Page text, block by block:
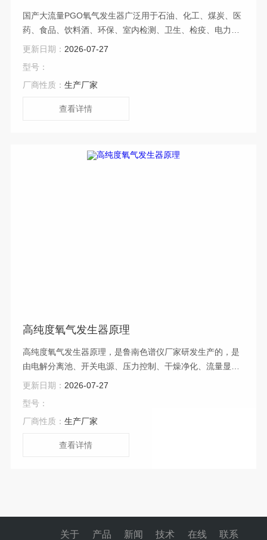
国产大流量PGO氧气发生器广泛用于石油、化工、煤炭、医
药、食品、饮料酒、环保、室内检测、卫生、检疫、电力、
高校等实验室分析检测部门。
更新日期： 2026-07-27
型号：
厂商性质： 生产厂家
查看详情
高纯度氧气发生器原理
高纯度氧气发生器原理，是鲁南色谱仪厂家研发生产的，是
由电解分离池、开关电源、压力控制、干燥净化、流量显示
等系统组成。本仪器的“心脏”电解分离池为桶式结构。储
更新日期： 2026-07-27
型号：
厂商性质： 生产厂家
查看详情
关于 产品 新闻 技术 在线 联系